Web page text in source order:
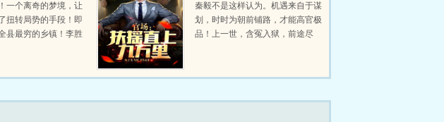
一个离奇的梦境，让
扭转局势的手段！即
县最穷的乡镇！李胜
斗争才刚刚开始！...
秦毅不是这样认为。机遇来自于谋
划，时时为朝前铺路，才能高官极
品！上一世，含冤入狱，前途尽
遇，加官进爵，弥补遗憾，扶摇直